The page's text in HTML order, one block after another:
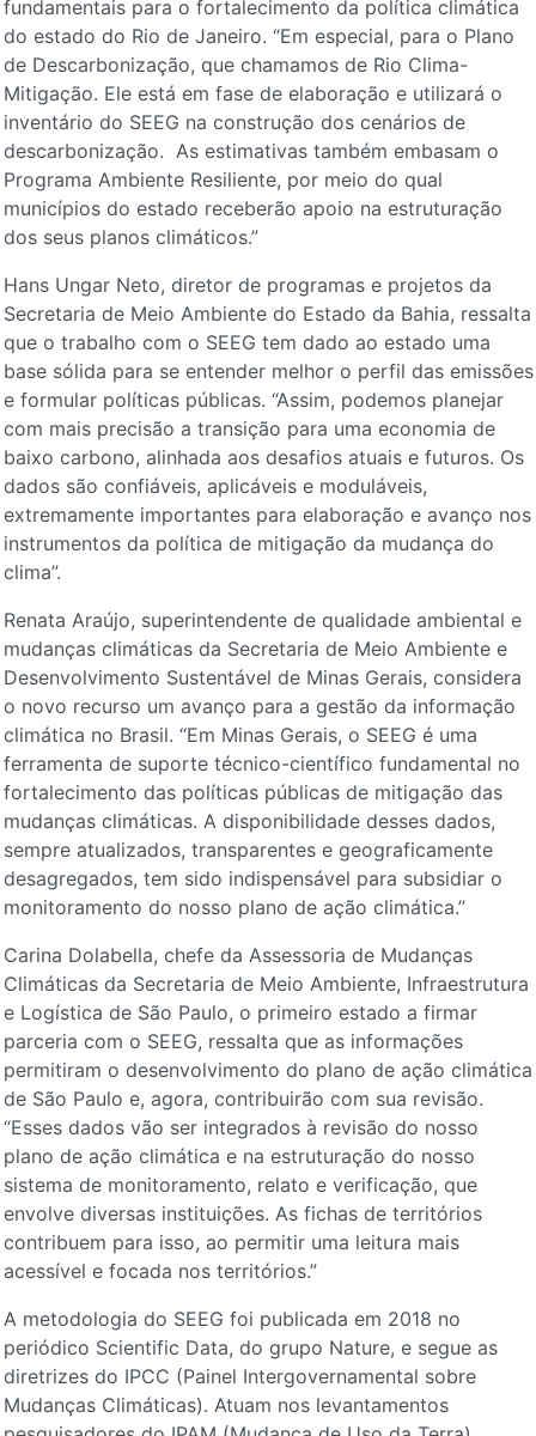
fundamentais para o fortalecimento da política climática
do estado do Rio de Janeiro. “Em especial, para o Plano
de Descarbonização, que chamamos de Rio Clima-
Mitigação. Ele está em fase de elaboração e utilizará o
inventário do SEEG na construção dos cenários de
descarbonização. As estimativas também embasam o
Programa Ambiente Resiliente, por meio do qual
municípios do estado receberão apoio na estruturação
dos seus planos climáticos.”
Hans Ungar Neto, diretor de programas e projetos da
Secretaria de Meio Ambiente do Estado da Bahia, ressalta
que o trabalho com o SEEG tem dado ao estado uma
base sólida para se entender melhor o perfil das emissões
e formular políticas públicas. “Assim, podemos planejar
com mais precisão a transição para uma economia de
baixo carbono, alinhada aos desafios atuais e futuros. Os
dados são confiáveis, aplicáveis e moduláveis,
extremamente importantes para elaboração e avanço nos
instrumentos da política de mitigação da mudança do
clima”.
Renata Araújo, superintendente de qualidade ambiental e
mudanças climáticas da Secretaria de Meio Ambiente e
Desenvolvimento Sustentável de Minas Gerais, considera
o novo recurso um avanço para a gestão da informação
climática no Brasil. “Em Minas Gerais, o SEEG é uma
ferramenta de suporte técnico-científico fundamental no
fortalecimento das políticas públicas de mitigação das
mudanças climáticas. A disponibilidade desses dados,
sempre atualizados, transparentes e geograficamente
desagregados, tem sido indispensável para subsidiar o
monitoramento do nosso plano de ação climática.”
Carina Dolabella, chefe da Assessoria de Mudanças
Climáticas da Secretaria de Meio Ambiente, Infraestrutura
e Logística de São Paulo, o primeiro estado a firmar
parceria com o SEEG, ressalta que as informações
permitiram o desenvolvimento do plano de ação climática
de São Paulo e, agora, contribuirão com sua revisão.
“Esses dados vão ser integrados à revisão do nosso
plano de ação climática e na estruturação do nosso
sistema de monitoramento, relato e verificação, que
envolve diversas instituições. As fichas de territórios
contribuem para isso, ao permitir uma leitura mais
acessível e focada nos territórios.”
A metodologia do SEEG foi publicada em 2018 no
periódico Scientific Data, do grupo Nature, e segue as
diretrizes do IPCC (Painel Intergovernamental sobre
Mudanças Climáticas). Atuam nos levantamentos